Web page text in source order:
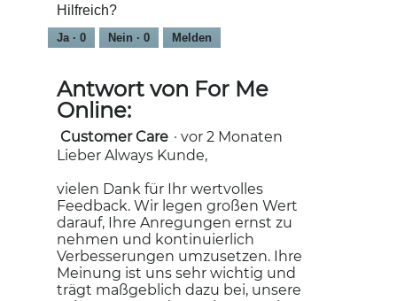
.i
o
w
e
m
o
d
a
e
e
r
t
g
F
o
o
2
o
M
i
e
e
A
k
o
n
w
Hilfreich?
Ja · 0 Nein · 0 Melden
Antwort von For Me
Online:
Customer Care · vor 2 Monaten
Lieber Always Kunde,
vielen Dank für Ihr wertvolles
Feedback. Wir legen großen Wert
darauf, Ihre Anregungen ernst zu
nehmen und kontinuierlich
Verbesserungen umzusetzen. Ihre
Meinung ist uns sehr wichtig und
trägt maßgeblich dazu bei, unsere